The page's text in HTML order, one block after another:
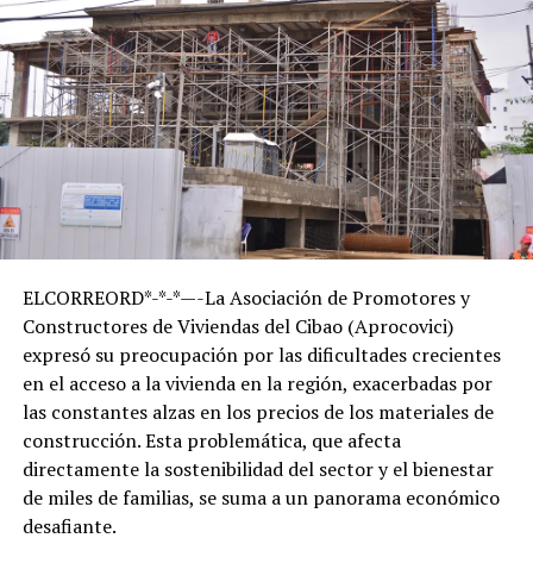
ELCORREORD*-*-*—-La Asociación de Promotores y
Constructores de Viviendas del Cibao (Aprocovici)
expresó su preocupación por las dificultades crecientes
en el acceso a la vivienda en la región, exacerbadas por
las constantes alzas en los precios de los materiales de
construcción. Esta problemática, que afecta
directamente la sostenibilidad del sector y el bienestar
de miles de familias, se suma a un panorama económico
desafiante.